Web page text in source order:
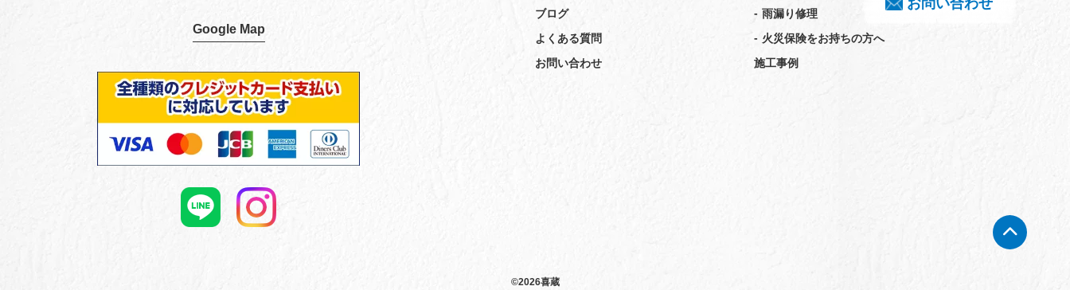
お問い合わせ
Google Map
ブログ
よくある質問
お問い合わせ
- 雨漏り修理
- 火災保険をお持ちの方へ
施工事例
©2026喜蔵